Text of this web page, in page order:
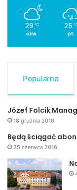
29 ℃
czw.
25
pt.
Popularne
Józef Folcik
18 grudnia 2010
Będą ściągać
25 czerwca 2016